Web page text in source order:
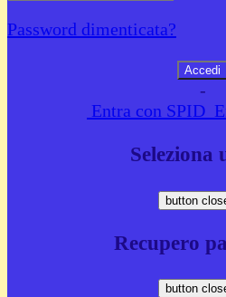
Password dimenticata?
-
Entra con SPID
Seleziona
button
Recupero
button